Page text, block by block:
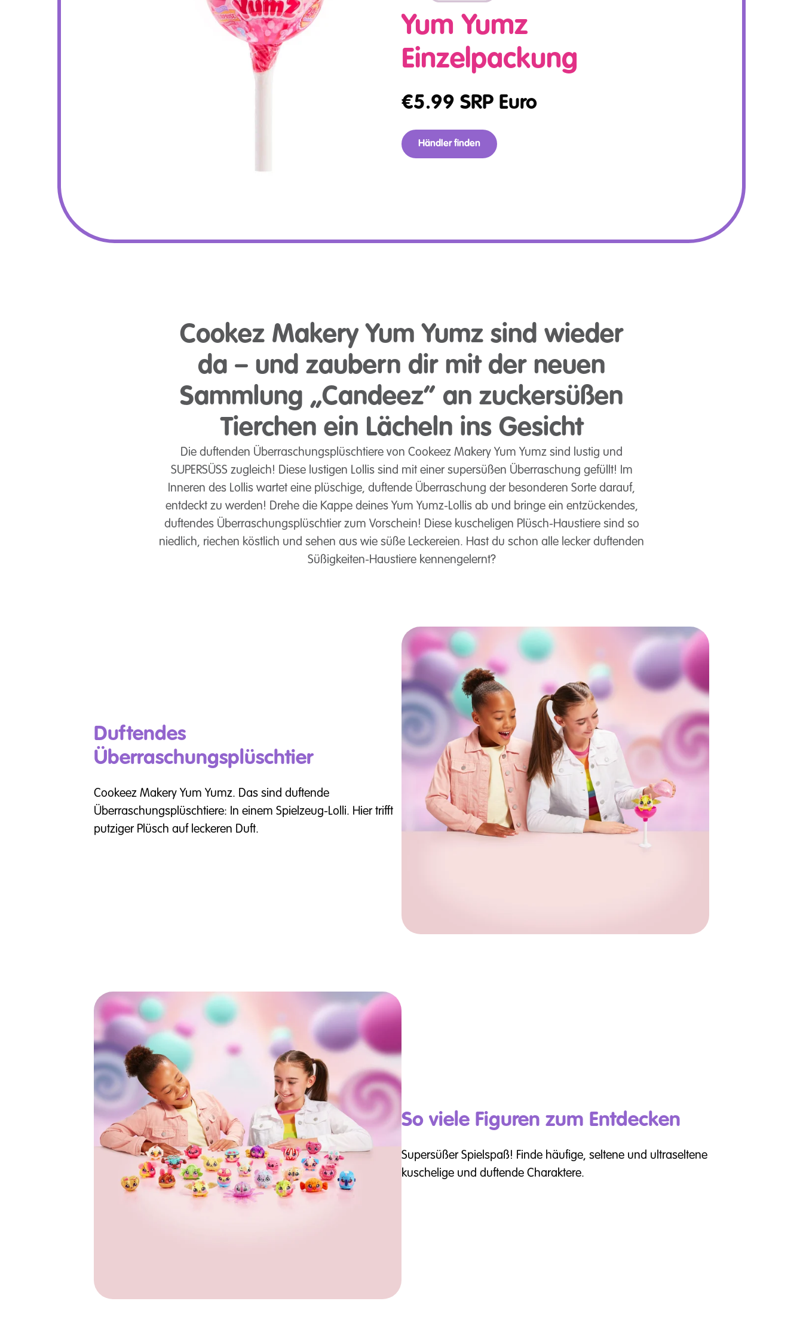
Yum Yumz
Einzelpackung
€5.99 SRP Euro
Händler finden
Cookez Makery Yum Yumz sind wieder
da – und zaubern dir mit der neuen
Sammlung „Candeez“ an zuckersüßen
Tierchen ein Lächeln ins Gesicht
Die duftenden Überraschungsplüschtiere von Cookeez Makery Yum Yumz sind lustig und
SUPERSÜSS zugleich! Diese lustigen Lollis sind mit einer supersüßen Überraschung gefüllt! Im
Inneren des Lollis wartet eine plüschige, duftende Überraschung der besonderen Sorte darauf,
entdeckt zu werden! Drehe die Kappe deines Yum Yumz-Lollis ab und bringe ein entzückendes,
duftendes Überraschungsplüschtier zum Vorschein! Diese kuscheligen Plüsch-Haustiere sind so
niedlich, riechen köstlich und sehen aus wie süße Leckereien. Hast du schon alle lecker duftenden
Süßigkeiten-Haustiere kennengelernt?
Duftendes
Überraschungsplüschtier
Cookeez Makery Yum Yumz. Das sind duftende
Überraschungsplüschtiere: In einem Spielzeug-Lolli. Hier trifft
putziger Plüsch auf leckeren Duft.
So viele Figuren zum Entdecken
Supersüßer Spielspaß! Finde häufige, seltene und ultraseltene
kuschelige und duftende Charaktere.